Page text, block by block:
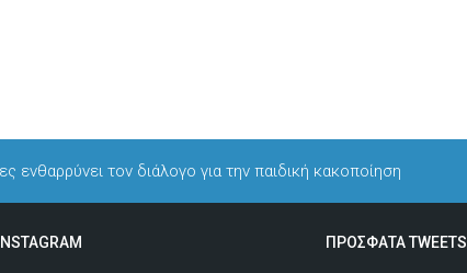
ενθαρρύνει τον διάλογο για την παιδική κακοποίηση
INSTAGRAM ΠΡΟΣΦΑΤΑ TWEETS